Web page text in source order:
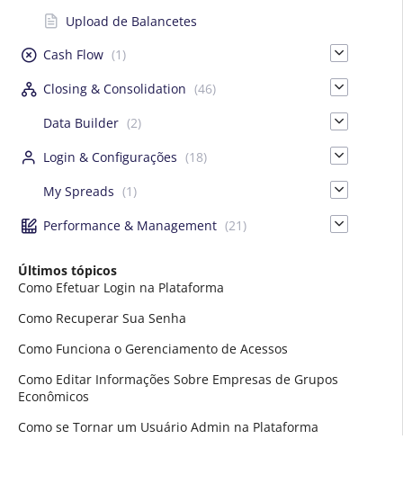
Upload de Balancetes
Cash Flow (1)
Closing & Consolidation (46)
Data Builder (2)
Login & Configurações (18)
My Spreads (1)
Performance & Management (21)
Últimos tópicos
Como Efetuar Login na Plataforma
Como Recuperar Sua Senha
Como Funciona o Gerenciamento de Acessos
Como Editar Informações Sobre Empresas de Grupos
Econômicos
Como se Tornar um Usuário Admin na Plataforma